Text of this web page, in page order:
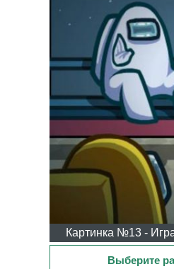
Картинка №13 -